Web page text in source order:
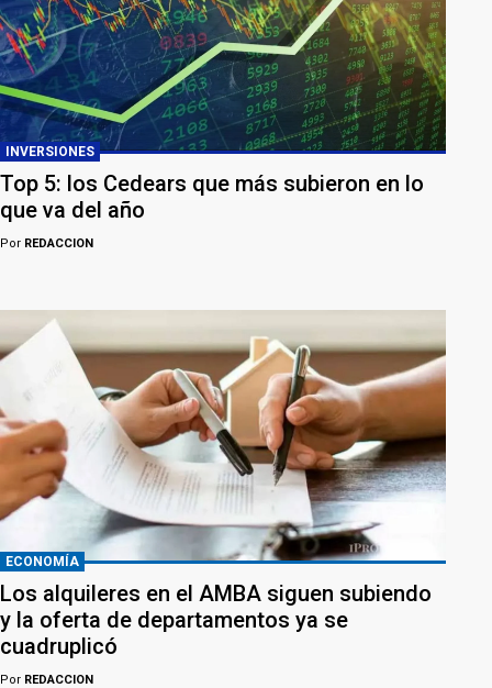
INVERSIONES
Top 5: los Cedears que más subieron en lo
que va del año
Por REDACCION
ECONOMÍA
Los alquileres en el AMBA siguen subiendo
y la oferta de departamentos ya se
cuadruplicó
Por REDACCION